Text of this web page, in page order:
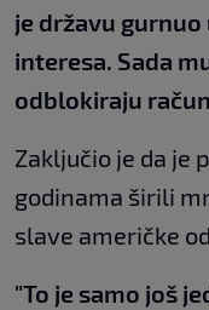
je državu
interesa. Sada
odblokiraju
Zaključio je da je
godinama širili
slave američke
"To je samo još